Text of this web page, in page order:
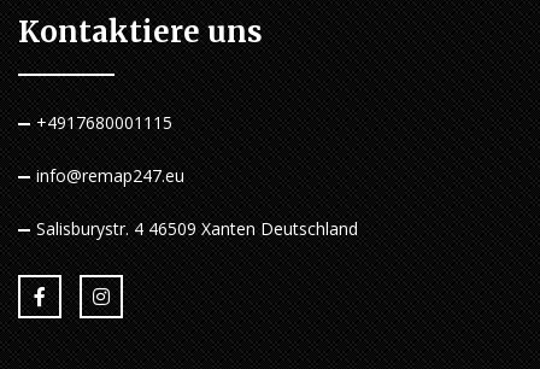
Kontaktiere uns
+4917680001115
info@remap247.eu
Salisburystr. 4 46509 Xanten Deutschland